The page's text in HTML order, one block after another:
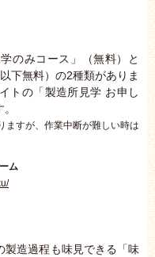
のみコース」（無料）と
下無料）の2種類がありま
トの「製造所見学 お申し
すが、作業中断が難しい時は
ム
製造過程も味見できる「味